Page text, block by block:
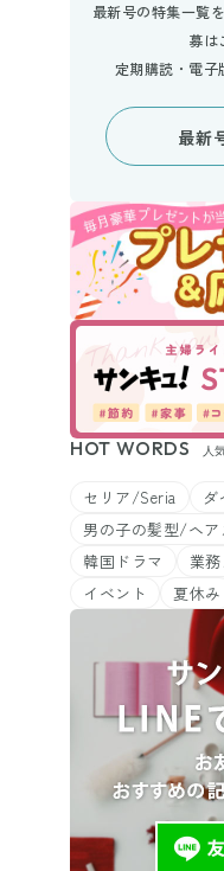
最新号の特集一覧
募は
定期購読・電子
最新
HOT WORDS 人
セリア/Seria
男の子の髪型/ヘア
韓国ドラマ
業
イベント
夏休み